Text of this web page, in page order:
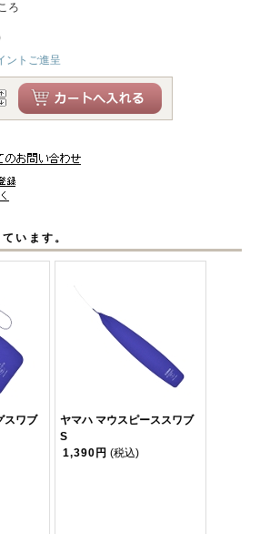
ろ
ントご進呈
います。
スワブ
ヤマハ マウスピーススワブ
S
1,390円 (税込)